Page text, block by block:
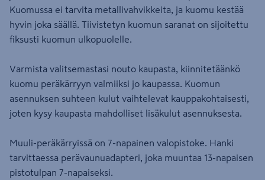
Kuomussa ei tarvita metallivahvikkeita, ja kuomu kestää
hyvin joka säällä. Tiivistetyn kuomun saranat on sijoitettu
fiksusti kuomun ulkopuolelle.
Varmista valitsemastasi nouto kaupasta, kiinnitetäänkö
kuomu peräkärryyn valmiiksi jo kaupassa. Kuomun
asennuksen suhteen kulut vaihtelevat kauppakohtaisesti,
joten kysy kaupasta mahdolliset lisäkulut asennuksesta.
Muuli-peräkärryissä on 7-napainen valopistoke. Hanki
tarvittaessa perävaunuadapteri, joka muuntaa 13-napaisen
pistotulpan 7-napaiseksi.